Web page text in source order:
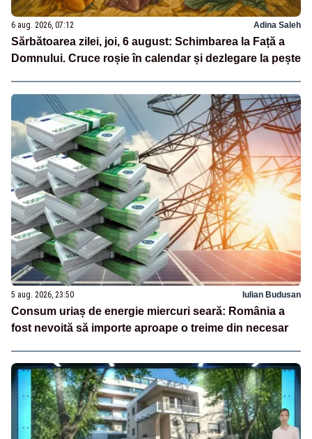
6 aug. 2026, 07:12 Adina Saleh
Sărbătoarea zilei, joi, 6 august: Schimbarea la Față a
Domnului. Cruce roșie în calendar și dezlegare la pește
5 aug. 2026, 23:50 Iulian Budusan
Consum uriaș de energie miercuri seară: România a
fost nevoită să importe aproape o treime din necesar